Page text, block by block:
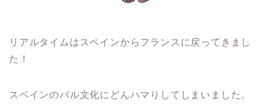
リアルタイムはスペインからフランスに戻ってきまし
た！
スペインのバル文化にどんハマりしてしまいました。